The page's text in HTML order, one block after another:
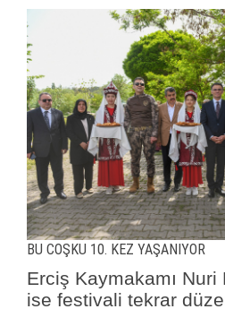
BU COŞKU 10. KEZ YAŞANIYOR
Erciş Kaymakamı
ise festivali tekrar